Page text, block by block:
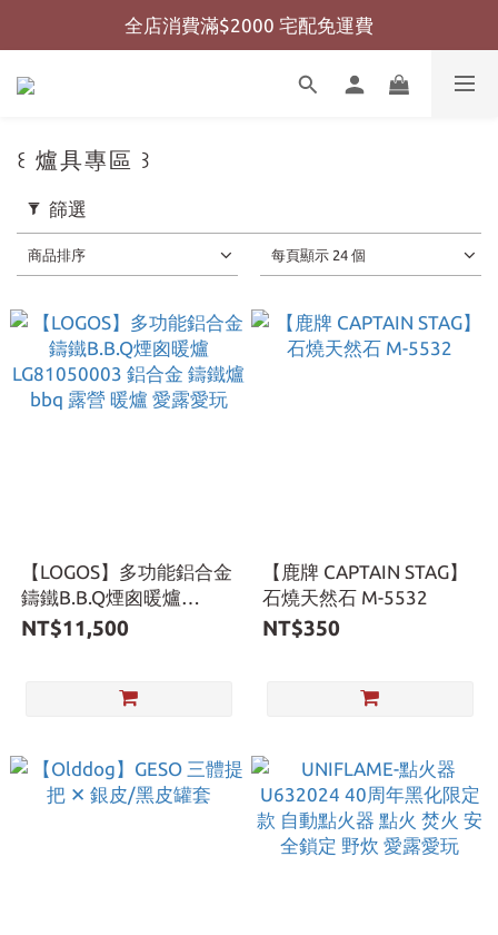
全店消費滿$999 超商免運費
全店消費滿$2000 宅配免運費
全店消費滿$999 超商免運費
꒰ 爐具專區 ꒱
篩選
商品排序 每頁顯示 24 個
【LOGOS】多功能鋁合金
鑄鐵B.B.Q煙囪暖爐
LG81050003 鋁合金 鑄鐵
NT$11,500
【鹿牌 CAPTAIN STAG】
石燒天然石 M-5532
NT$350